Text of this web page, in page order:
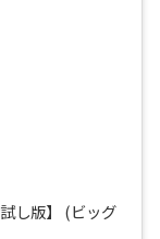
し版】 (ビッグ